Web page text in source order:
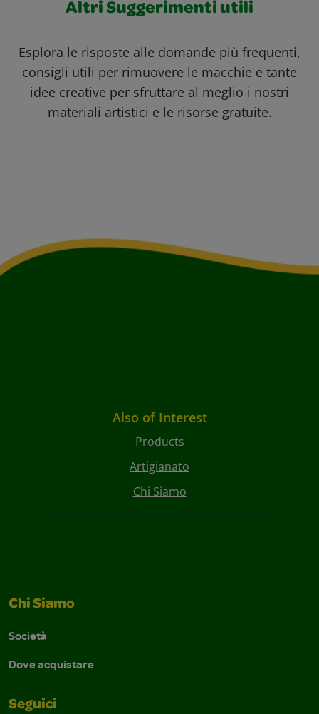
Altri Suggerimenti utili
Esplora le risposte alle domande più frequenti,
consigli utili per rimuovere le macchie e tante
idee creative per sfruttare al meglio i nostri
materiali artistici e le risorse gratuite.
Also of Interest
Products
Artigianato
Chi Siamo
Chi Siamo
Società
Dove acquistare
Seguici